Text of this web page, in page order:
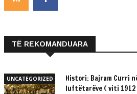
TË REKOMANDUARA
UNCATEGORIZED
Histori: Bajram Curri
luftëtarëve ( viti 1912